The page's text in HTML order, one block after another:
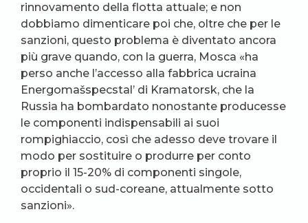
rinnovamento della flotta attuale; e non
dobbiamo dimenticare poi che, oltre che per le
sanzioni, questo problema è diventato ancora
più grave quando, con la guerra, Mosca «ha
perso anche l’accesso alla fabbrica ucraina
Energomašspecstal’ di Kramatorsk, che la
Russia ha bombardato nonostante producesse
le componenti indispensabili ai suoi
rompighiaccio, così che adesso deve trovare il
modo per sostituire o produrre per conto
proprio il 15-20% di componenti singole,
occidentali o sud-coreane, attualmente sotto
sanzioni».